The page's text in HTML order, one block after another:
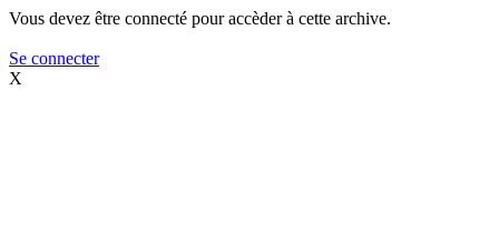
Vous devez être connecté pour accèder à cette archive.
Se connecter
X